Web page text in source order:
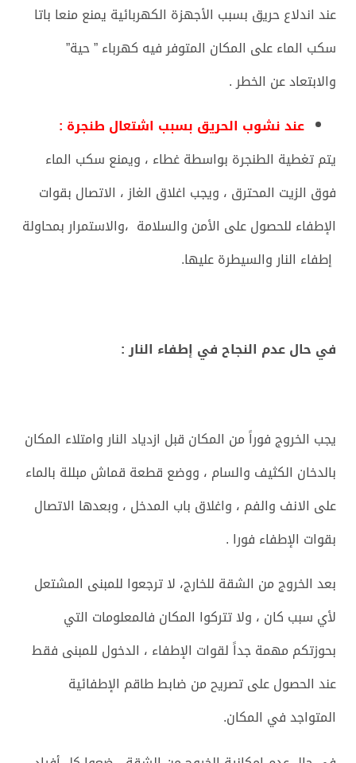
عند اندلاع حريق بسبب الأجهزة الكهربائية يمنع منعا باتا
سكب الماء على المكان المتوفر فيه كهرباء ” حية”
والابتعاد عن الخطر .
عند نشوب الحريق بسبب اشتعال طنجرة :
يتم تغطية الطنجرة بواسطة غطاء ، ويمنع سكب الماء
فوق الزيت المحترق ، ويجب اغلاق الغاز ، الاتصال بقوات
الإطفاء للحصول على الأمن والسلامة ،والاستمرار بمحاولة
إطفاء النار والسيطرة عليها.
في حال عدم النجاح في إطفاء النار :
يجب الخروج فوراً من المكان قبل ازدياد النار وامتلاء المكان
بالدخان الكثيف والسام ، ووضع قطعة قماش مبللة بالماء
على الانف والفم ، واغلاق باب المدخل ، وبعدها الاتصال
بقوات الإطفاء فورا .
بعد الخروج من الشقة للخارج، لا ترجعوا للمبنى المشتعل
لأي سبب كان ، ولا تتركوا المكان فالمعلومات التي
بحوزتكم مهمة جداً لقوات الإطفاء ، الدخول للمبنى فقط
عند الحصول على تصريح من ضابط طاقم الإطفائية
المتواجد في المكان.